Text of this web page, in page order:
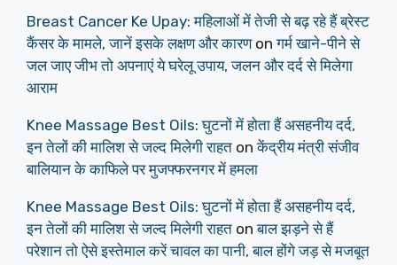
Breast Cancer Ke Upay: महिलाओं में तेजी से बढ़ रहे हैं ब्रेस्ट
कैंसर के मामले, जानें इसके लक्षण और कारणonगर्म खाने-पीने से
जल जाए जीभ तो अपनाएं ये घरेलू उपाय, जलन और दर्द से मिलेगा
आराम
Knee Massage Best Oils: घुटनों में होता हैं असहनीय दर्द,
इन तेलों की मालिश से जल्द मिलेगी राहत onकेंद्रीय मंत्री संजीव
बालियान के काफिले पर मुजफ्फरनगर में हमला
Knee Massage Best Oils: घुटनों में होता हैं असहनीय दर्द,
इन तेलों की मालिश से जल्द मिलेगी राहत onबाल झड़ने से हैं
परेशान तो ऐसे इस्तेमाल करें चावल का पानी, बाल होंगे जड़ से मजबूत